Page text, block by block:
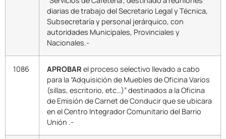
diarias de trabajo del Secretario Legal y Técnica,
Subsecretaría y personal jerárquico, con
autoridades Municipales, Provinciales y
Nacionales.-
1086 APROBAR el proceso selectivo llevado a cabo
para la “Adquisición de Muebles de Oficina Varios
(sillas, escritorio, etc…)” destinados a la Oficina
de Emisión de Carnet de Conducir que se ubicara
en el Centro Integrador Comunitario del Barrio
Unión .-